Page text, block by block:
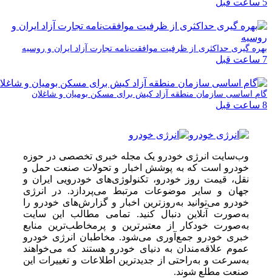
گیری حداکثری از ظرفیت موافقت‌نامه تجارت آزاد ایران و روسیه
اساسی سازمان منطقه آزاد کیش برای مسکن بومیان و شاغلان
وب‌سایت انرژی خودرو یک مجله خبری تخصصی در حوزه
خودرو است که به پوشش اخبار و تحولات صنعت حمل و
نقل، قیمت روز خودرو، تکنولوژی‌های خودرویی ایران و
جهان و سایر موضوعات مرتبط می‌پردازد. در انرژی
خودرو می‌توانید به‌روزترین اخبار و گزارش‌های خودرو را
به‌صورت آنلاین دنبال کنید. تمامی مطالب این سایت
به‌صورت خودکار از معتبرترین و پرمخاطب‌ترین منابع
خبری خودرو جمع‌آوری می‌شود. مخاطبان انرژی خودرو
عموم علاقه‌مندان به دنیای خودرو هستند که می‌خواهند
به‌سرعت و به‌راحتی از جدیدترین اطلاعات و تغییرات این
صنعت مطلع شوند.